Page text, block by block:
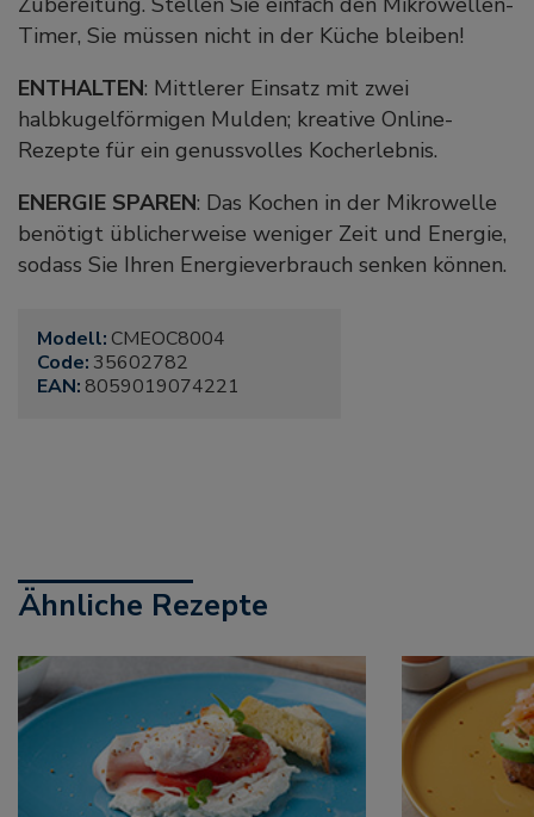
Timer, Sie müssen nicht in der Küche bleiben!
ENTHALTEN: Mittlerer Einsatz mit zwei
halbkugelförmigen Mulden; kreative Online-
Rezepte für ein genussvolles Kocherlebnis.
ENERGIE SPAREN: Das Kochen in der Mikrowelle
benötigt üblicherweise weniger Zeit und Energie,
sodass Sie Ihren Energieverbrauch senken können.
Modell: CMEOC8004
Code: 35602782
EAN: 8059019074221
Ähnliche Rezepte